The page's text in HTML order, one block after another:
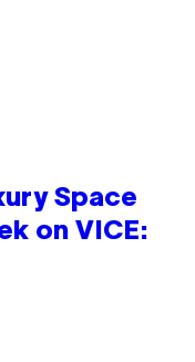
Space
on VICE: